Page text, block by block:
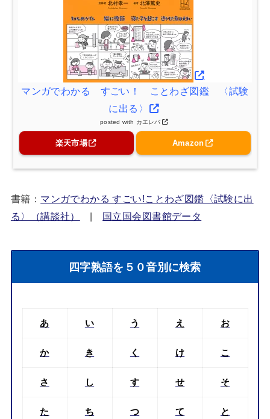
マンガでわかる すごい！ ことわざ図鑑 〈試験
に出る〉
posted with カエレバ
楽天市場 Amazon
書籍： マンガでわかる すごい!ことわざ図鑑〈試験に出
る〉（講談社）
| 国立国会図書館データ
四字熟語を５０音別に検索
あ い う え お
か き く け こ
さ し す せ そ
た ち つ て と